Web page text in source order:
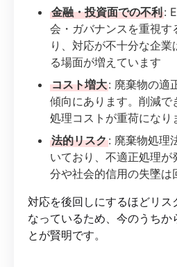
金融・投資面での不利 :
会・ガバナンスを重視す
り、対応が不十分な企
る場面が増えています
コスト増大: 廃棄物の適
傾向にあります。削減で
処理コストが重荷になり
法的リスク: 廃棄物処理
いており、不適正処理
分や社会的信用の失墜は
対応を後回しにするほどリス
なっているため、今のうちか
とが賢明です。